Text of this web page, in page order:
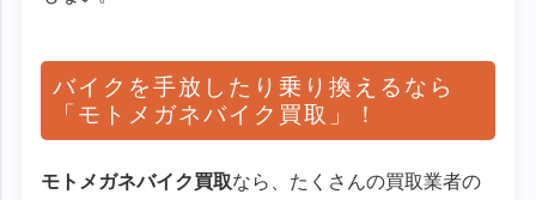
バイクを手放したり乗り換えるなら
「モトメガネバイク買取」！
モトメガネバイク買取なら、たくさんの買取業者の